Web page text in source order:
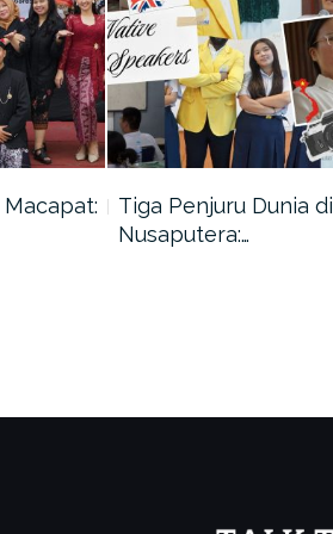
Tiga Penjuru Dunia di
Nusaputera:…